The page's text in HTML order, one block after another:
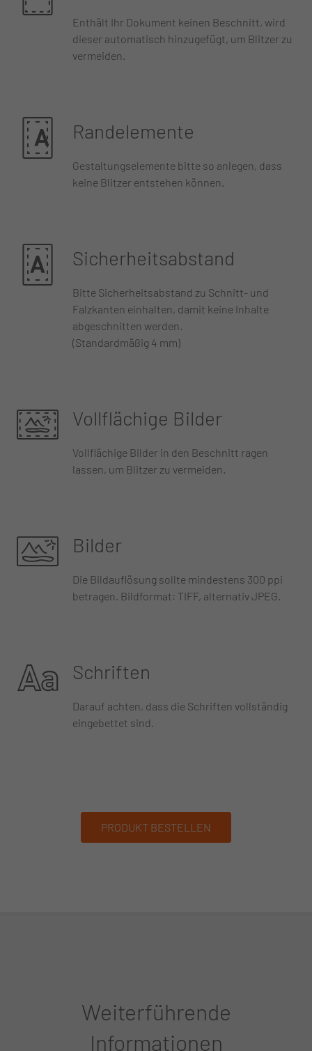
Enthält Ihr Dokument keinen Beschnitt, wird
dieser automatisch hinzugefügt, um Blitzer zu
vermeiden.
Randelemente
Gestaltungselemente bitte so anlegen, dass
keine Blitzer entstehen können.
Sicherheitsabstand
Bitte Sicherheitsabstand zu Schnitt- und
Falzkanten einhalten, damit keine Inhalte
abgeschnitten werden.
(Standardmäßig 4 mm)
Vollflächige Bilder
Vollflächige Bilder in den Beschnitt ragen
lassen, um Blitzer zu vermeiden.
Bilder
Die Bildauflösung sollte mindestens 300 ppi
betragen. Bildformat: TIFF, alternativ JPEG.
Schriften
Darauf achten, dass die Schriften vollständig
eingebettet sind.
PRODUKT BESTELLEN
Weiterführende
Informationen